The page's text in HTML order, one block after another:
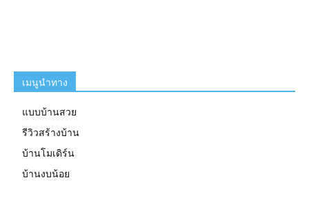
เมนูนำทาง
แบบบ้านสวย
รีวิวสร้างบ้าน
บ้านโมเดิร์น
บ้านงบน้อย